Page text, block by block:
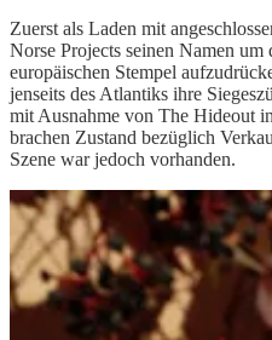
Zuerst als Laden mit
Norse Projects seinen Namen um
europäischen Stempel
jenseits des Atlantiks ihre
mit Ausnahme von The Hideout
brachen Zustand bezüglich
Szene war jedoch vorhanden.